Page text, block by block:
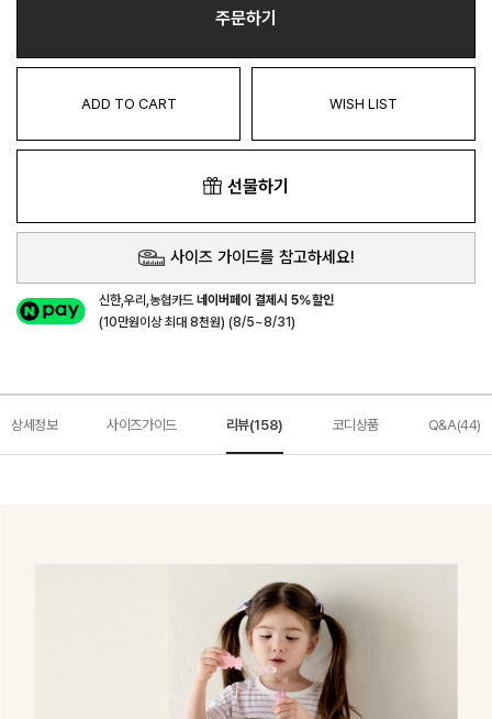
주문하기
ADD TO CART WISH LIST
선물하기
사이즈 가이드를 참고하세요!
신한,우리,농협카드네이버페이 결제시 5%할인
(10만원이상 최대 8천원) (8/5~8/31)
상세정보 사이즈가이드 리뷰(158) 코디상품 Q&A(44)